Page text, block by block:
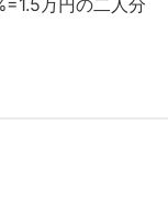
万円の二人分